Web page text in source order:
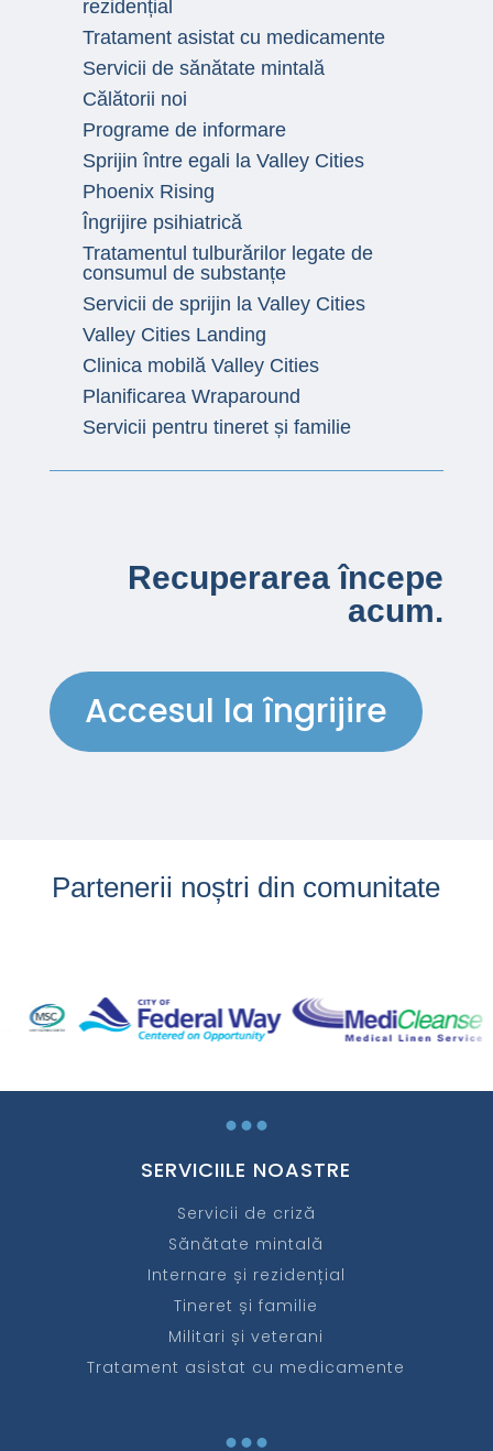
rezidențial
Tratament asistat cu medicamente
Servicii de sănătate mintală
Călătorii noi
Programe de informare
Sprijin între egali la Valley Cities
Phoenix Rising
Îngrijire psihiatrică
Tratamentul tulburărilor legate de
consumul de substanțe
Servicii de sprijin la Valley Cities
Valley Cities Landing
Clinica mobilă Valley Cities
Planificarea Wraparound
Servicii pentru tineret și familie
Recuperarea începe
acum.
Accesul la îngrijire
Partenerii noștri din comunitate
...
SERVICIILE NOASTRE
Servicii de criză
Sănătate mintală
Internare și rezidențial
Tineret și familie
Militari și veterani
Tratament asistat cu medicamente
...